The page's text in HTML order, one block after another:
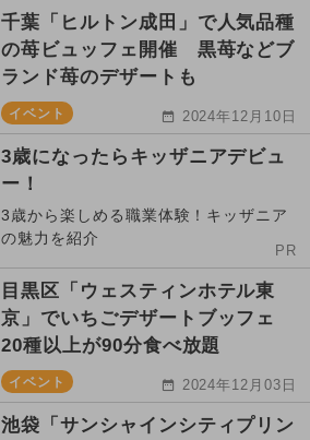
千葉「ヒルトン成田」で人気品種
の苺ビュッフェ開催 黒苺などブ
ランド苺のデザートも
イベント 2024年12月10日
3歳になったらキッザニアデビュ
ー！
3歳から楽しめる職業体験！キッザニア
の魅力を紹介
PR
目黒区「ウェスティンホテル東
京」でいちごデザートブッフェ
20種以上が90分食べ放題
イベント 2024年12月03日
池袋「サンシャインシティプリン